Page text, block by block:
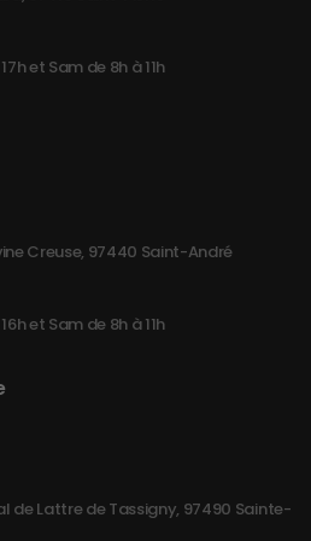
et Sam de 8h à 11h
Creuse, 97440 Saint-André
et Sam de 8h à 11h
de Lattre de Tassigny, 97490 Sainte-